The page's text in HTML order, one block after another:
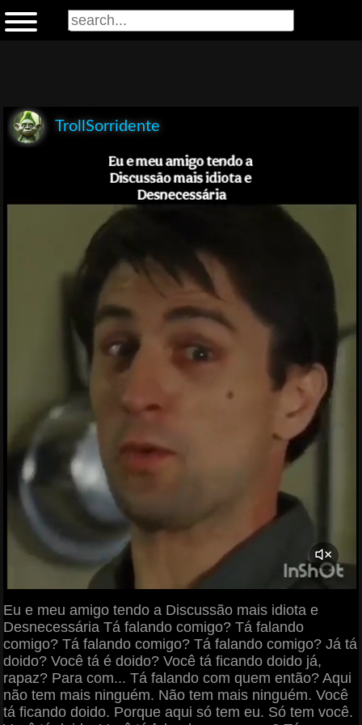
TrollSorridente
Eu e meu amigo tendo a Discussão mais idiota e
Desnecessária Tá falando comigo? Tá falando
comigo? Tá falando comigo? Tá falando comigo? Já tá
doido? Você tá é doido? Você tá ficando doido já,
rapaz? Para com... Tá falando com quem então? Aqui
não tem mais ninguém. Não tem mais ninguém. Você
tá ficando doido. Porque aqui só tem eu. Só tem você.